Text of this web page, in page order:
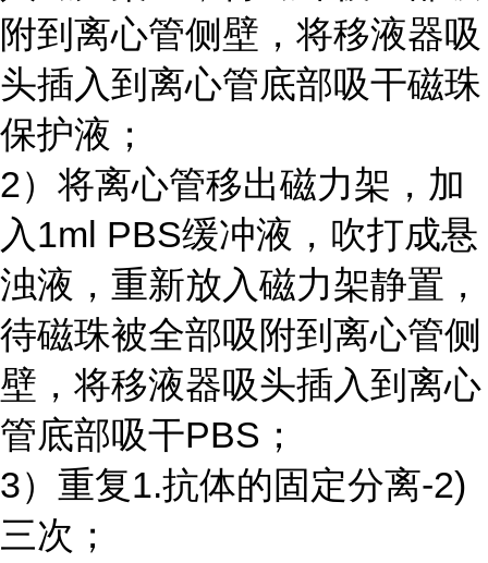
附到离心管侧壁，将移液器吸
头插入到离心管底部吸干磁珠
保护液；
2）将离心管移出磁力架，加
入 1ml PBS缓冲液，吹打成悬
浊液，重新放入磁力架静置，
待磁珠被全部吸附到离心管侧
壁，将移液器吸头插入到离心
管底部吸干PBS ；
3）重复1.抗体的固定分离-2)
三次；